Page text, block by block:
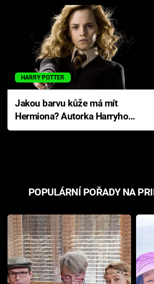
HARRY POTTER
Jakou barvu kůže má mít
Hermiona? Autorka Harryho
Pottera přišla s ráznou
POPULÁRNÍ POŘADY NA